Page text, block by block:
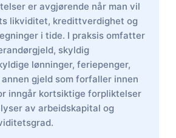
er avgjørende når man vil
likviditet, kredittverdighet og
i tide. I praksis omfatter
skyldig
lønninger, feriepenger,
gjeld som forfaller innen
inngår kortsiktige forpliktelser
av arbeidskapital og